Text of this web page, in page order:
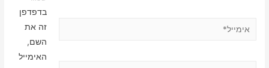
בדפדפן
זה את
השם,
האימייל